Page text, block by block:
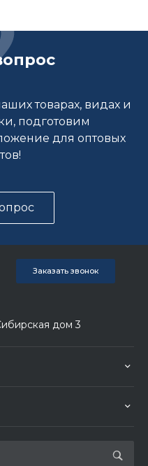
товарах, видах и
подготовим
для оптовых
Заказать звонок
дом 3